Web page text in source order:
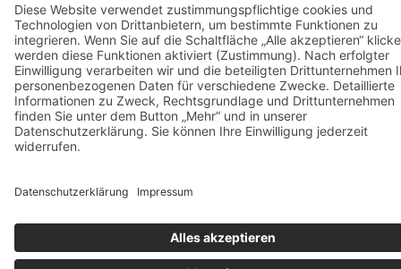
© 2024 Stop dem Frauenhandel gGmbH